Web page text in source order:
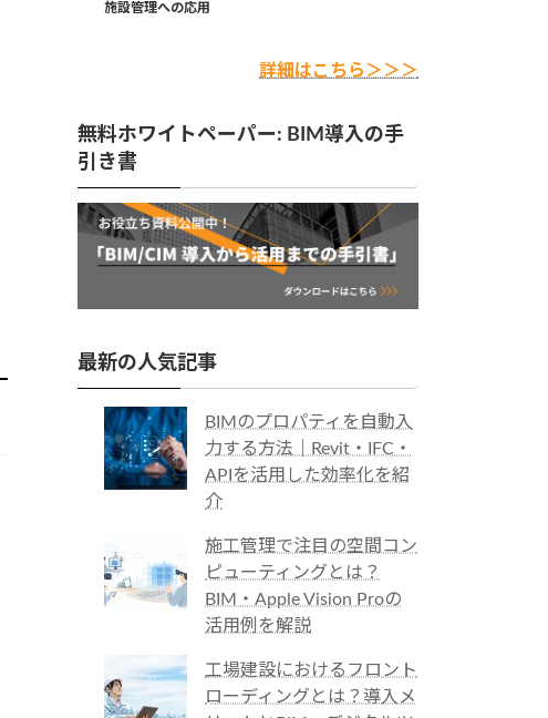
施設管理への応用
詳細はこちら＞＞＞
無料ホワイトペーパー: BIM導入の手
引き書
最新の人気記事
BIMのプロパティを自動入
力する方法｜Revit・IFC・
APIを活用した効率化を紹
介
施工管理で注目の空間コン
ピューティングとは？
BIM・Apple Vision Proの
活用例を解説
工場建設におけるフロント
ローディングとは？導入メ